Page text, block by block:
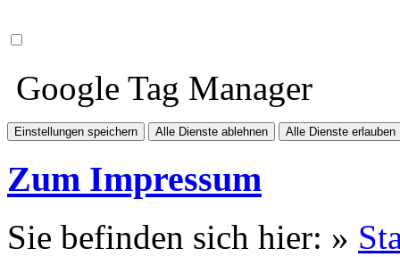
Google Tag Manager
Einstellungen speichern Alle Dienste ablehnen Alle Dienste erlauben
Zum Impressum
Sie befinden sich hier: »